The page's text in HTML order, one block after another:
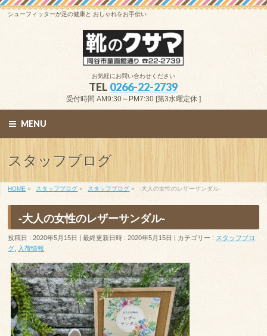
シューフィッターが足の健康と おしゃれをお手伝い
お気軽にお問い合わせください
TEL 0266-22-2739
受付時間 AM9:30～PM7:30 [第3水曜定休 ]
MENU
スタッフブログ
HOME » スタッフブログ » スタッフブログ » -大人の女性のレザーサンダル-
-大人の女性のレザーサンダル-
投稿日 : 2020年5月15日 最終更新日時 : 2020年5月15日 カテゴリー : スタッフブロ
グ
入荷情報